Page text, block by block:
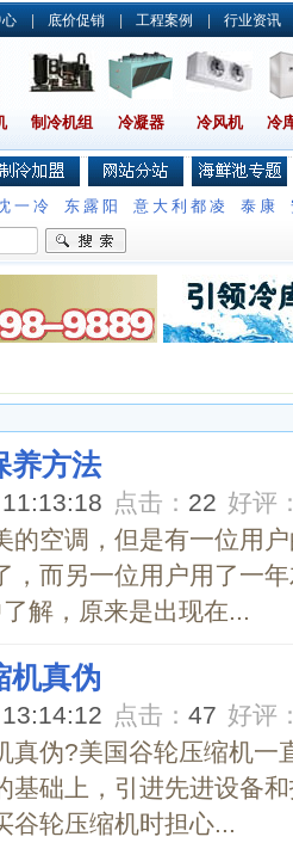
| 底价促销 | 工程案例 | 行业资讯
制冷机组 冷凝器 冷风机 冷
一冷 东露阳 意大利都凌 泰康
养方法
点击： 22 好评
的空调，但是有一位用
，而另一位用户用了一
解，原来是出现在...
机真伪
点击： 47 好评
真伪?美国谷轮压缩机一
基础上，引进先进设备
谷轮压缩机时担心...